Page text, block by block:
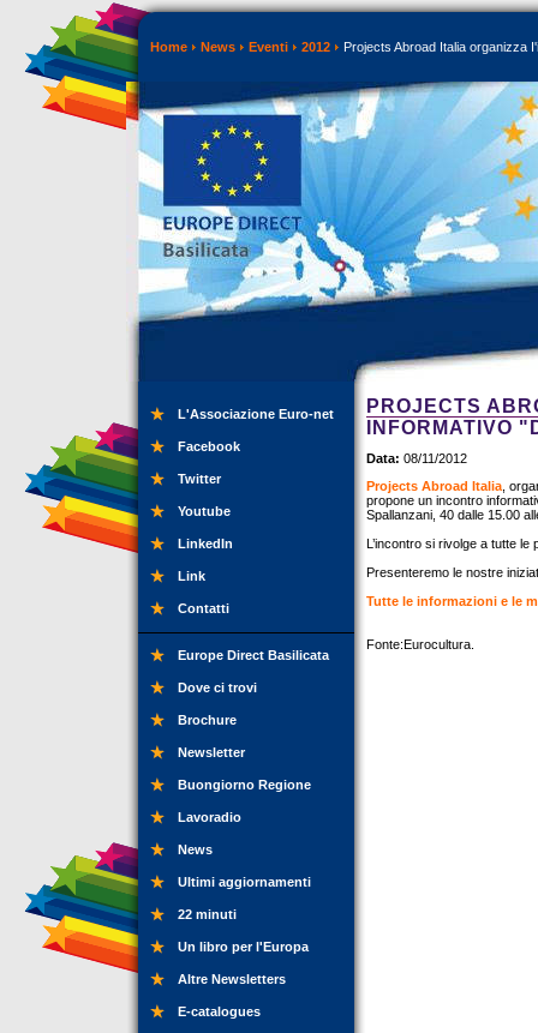
Home News Eventi 2012 Projects Abroad Italia organizza
L'Associazione Euro-net
Facebook
Twitter
Youtube
LinkedIn
Link
Contatti
Europe Direct Basilicata
Dove ci trovi
Brochure
Newsletter
Buongiorno Regione
Lavoradio
News
Ultimi aggiornamenti
22 minuti
Un libro per l'Europa
Altre Newsletters
E-catalogues
PROJECTS
INFORMATIVO
Data: 08/11/2012
Projects Abroad Italia ,
propone un incontro
Spallanzani, 40 dalle 15.00
L’incontro si rivolge a tutte
Presenteremo le nostre
Tutte le informazioni e le
Fonte:Eurocultura.